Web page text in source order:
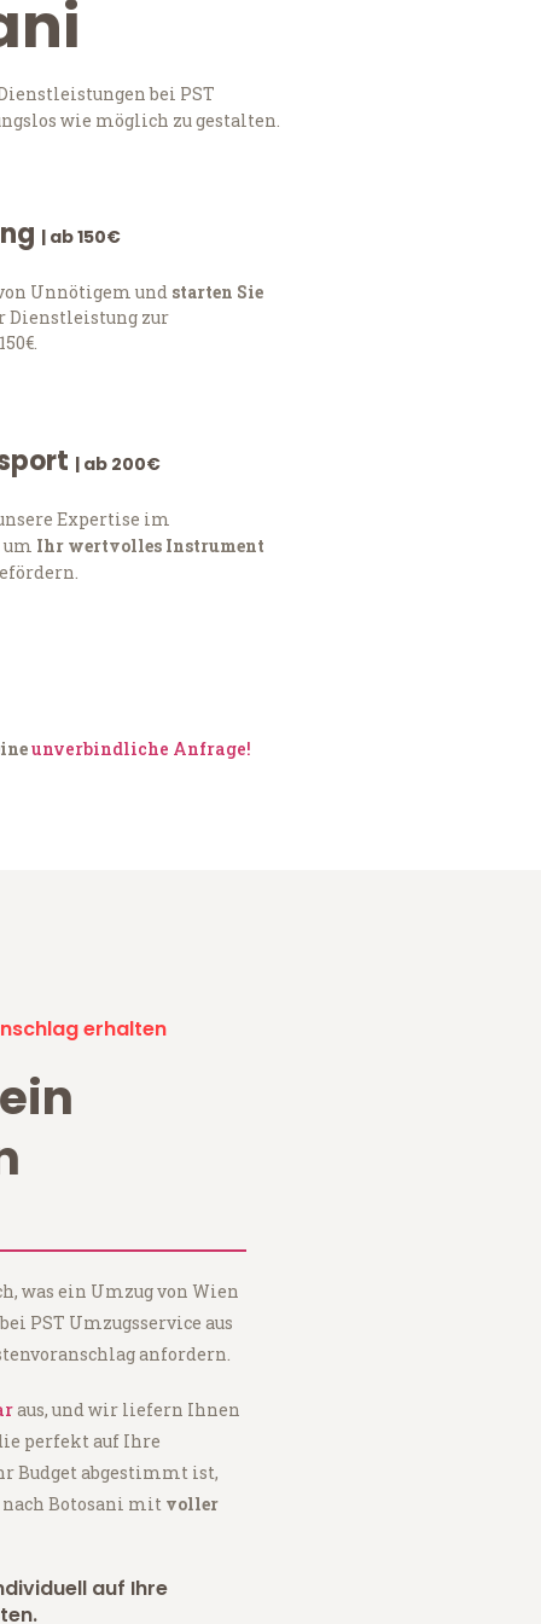
bei PST
wie möglich zu gestalten.
| ab 150€
Unnötigem und starten Sie
Dienstleistung zur
| ab 200€
Expertise im
um Ihr wertvolles Instrument
unverbindliche Anfrage!
erhalten
was ein Umzug von Wien
PST Umzugsservice aus
anfordern.
aus, und wir liefern Ihnen
perfekt auf Ihre
Budget abgestimmt ist,
nach Botosani mit voller
auf Ihre